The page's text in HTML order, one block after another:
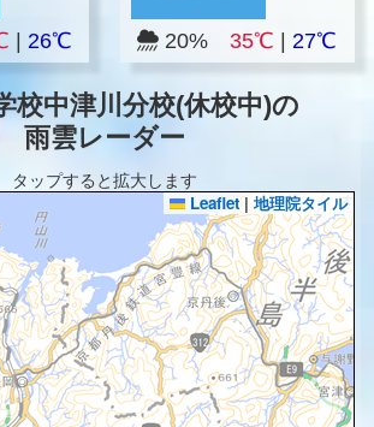
26℃ 20%35℃ |27℃
校中津川分校(休校中)の
雨雲レーダー
タップすると拡大します
Leaflet | 地理院タイル